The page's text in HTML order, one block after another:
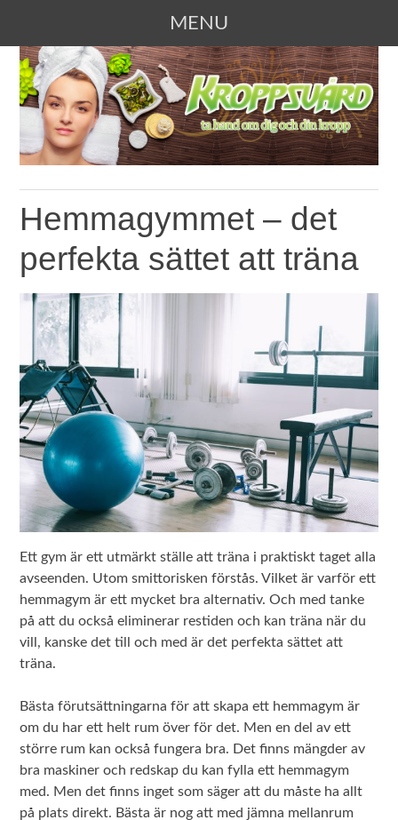
MENU
SKIP TO CONTENT
KROPPSVÅRD
Ta hand om dig och din kropp
Hemmagymmet – det
perfekta sättet att träna
Ett gym är ett utmärkt ställe att träna i praktiskt taget alla
avseenden. Utom smittorisken förstås. Vilket är varför ett
hemmagym är ett mycket bra alternativ. Och med tanke
på att du också eliminerar restiden och kan träna när du
vill, kanske det till och med är det perfekta sättet att
träna.
Bästa förutsättningarna för att skapa ett hemmagym är
om du har ett helt rum över för det. Men en del av ett
större rum kan också fungera bra. Det finns mängder av
bra maskiner och redskap du kan fylla ett hemmagym
med. Men det finns inget som säger att du måste ha allt
på plats direkt. Bästa är nog att med jämna mellanrum